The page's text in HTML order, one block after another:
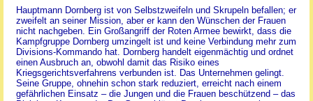
Hauptmann Dornberg ist von Selbstzweifeln und Skrupeln befallen; er
zweifelt an seiner Mission, aber er kann den Wünschen der Frauen
nicht nachgeben. Ein Großangriff der Roten Armee bewirkt, dass die
Kampfgruppe Dornberg umzingelt ist und keine Verbindung mehr zum
Divisions-Kommando hat. Dornberg handelt eigenmächtig und ordnet
einen Ausbruch an, obwohl damit das Risiko eines
Kriegsgerichtsverfahrens verbunden ist. Das Unternehmen gelingt.
Seine Gruppe, ohnehin schon stark reduziert, erreicht nach einem
gefährlichen Einsatz – die Jungen und die Frauen beschützend – das